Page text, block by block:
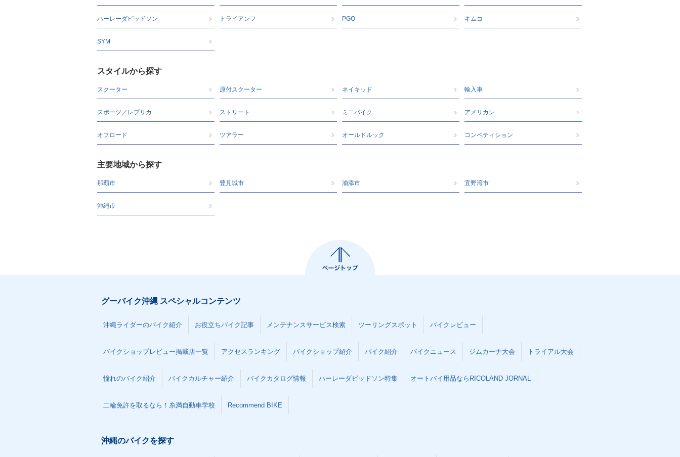
ハーレーダビッドソン トライアンフ PGO キムコ
SYM
スタイルから探す
スクーター 原付スクーター ネイキッド 輸入車
スポーツ／レプリカ ストリート ミニバイク アメリカン
オフロード ツアラー オールドルック コンペティション
主要地域から探す
那覇市 豊見城市 浦添市 宜野湾市
沖縄市
グーバイク沖縄 スペシャルコンテンツ
沖縄ライダーのバイク紹介 お役立ちバイク記事 メンテナンスサービス検索 ツーリングスポット バイクレビュー
バイクショップレビュー掲載店一覧 アクセスランキング バイクショップ紹介 バイク紹介 バイクニュース ジムカーナ大会 トライアル大会
憧れのバイク紹介 バイクカルチャー紹介 バイクカタログ情報 ハーレーダビッドソン特集 オートバイ用品ならRICOLAND JORNAL
二輪免許を取るなら！糸満自動車学校 Recommend BIKE
沖縄のバイクを探す